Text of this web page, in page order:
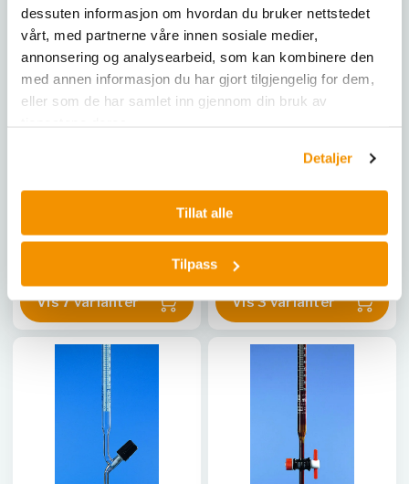
dessuten informasjon om hvordan du bruker nettstedet
vårt, med partnerne våre innen sosiale medier,
annonsering og analysearbeid, som kan kombinere den
med annen informasjon du har gjort tilgjengelig for dem,
eller som de har samlet inn gjennom din bruk av
Detaljer
Tillat alle
Tilpass
BRAND
Buretter med flasketopp
titrering, utmerket presisjon
og mulighet for PC-
BRA 4760141
|
BRA 4760261|BRA 4760451
Vis 7 varianter
BRAND
Buretter, BLAUBRAND®,
klasse AS, Boro 3.3, DE-M,
lateral ventilkran, blå
nøyaktig levering, med
BRA 13848
Vis 3 varianter